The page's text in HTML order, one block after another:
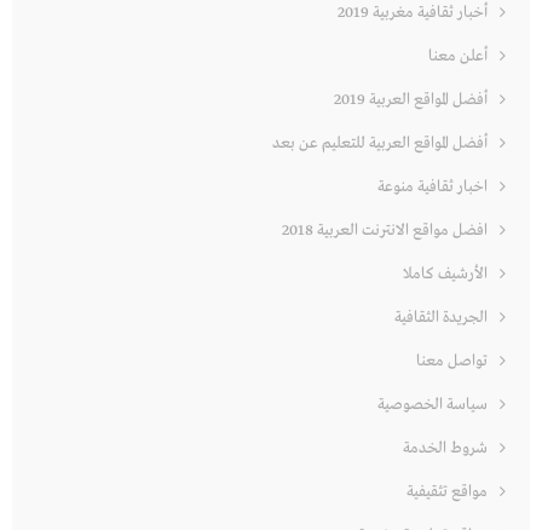
أخبار ثقافية مغربية 2019
أعلن معنا
أفضل المواقع العربية 2019
أفضل المواقع العربية للتعليم عن بعد
اخبار ثقافية منوعة
افضل مواقع الانترنت العربية 2018
الأرشيف كاملا
الجريدة الثقافية
تواصل معنا
سياسة الخصوصية
شروط الخدمة
مواقع تثقيفية